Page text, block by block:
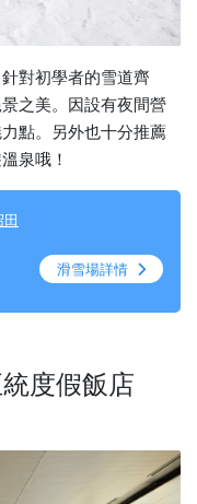
對初學者的雪道齊
之美。因設有夜間營
點。另外也十分推薦
泉哦！
滑雪場詳情
度假飯店